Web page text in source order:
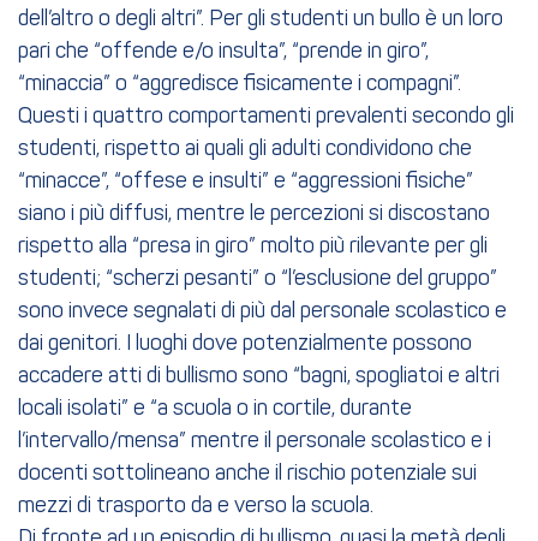
dell’altro o degli altri”. Per gli studenti un bullo è un loro
pari che “offende e/o insulta”, “prende in giro”,
“minaccia” o “aggredisce fisicamente i compagni”.
Questi i quattro comportamenti prevalenti secondo gli
studenti, rispetto ai quali gli adulti condividono che
“minacce”, “offese e insulti” e “aggressioni fisiche”
siano i più diffusi, mentre le percezioni si discostano
rispetto alla “presa in giro” molto più rilevante per gli
studenti; “scherzi pesanti” o “l’esclusione del gruppo”
sono invece segnalati di più dal personale scolastico e
dai genitori. I luoghi dove potenzialmente possono
accadere atti di bullismo sono “bagni, spogliatoi e altri
locali isolati” e “a scuola o in cortile, durante
l’intervallo/mensa” mentre il personale scolastico e i
docenti sottolineano anche il rischio potenziale sui
mezzi di trasporto da e verso la scuola.